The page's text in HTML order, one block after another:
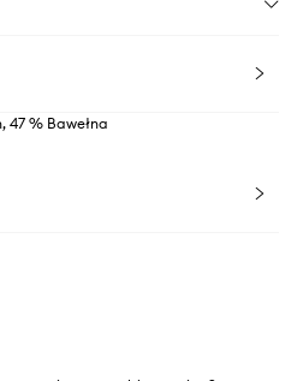
47 % Bawełna